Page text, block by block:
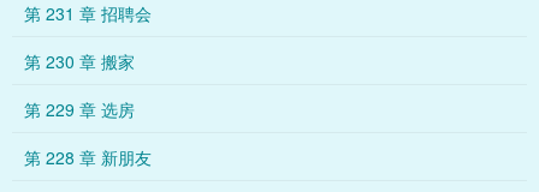
第 231 章 招聘会
第 230 章 搬家
第 229 章 选房
第 228 章 新朋友